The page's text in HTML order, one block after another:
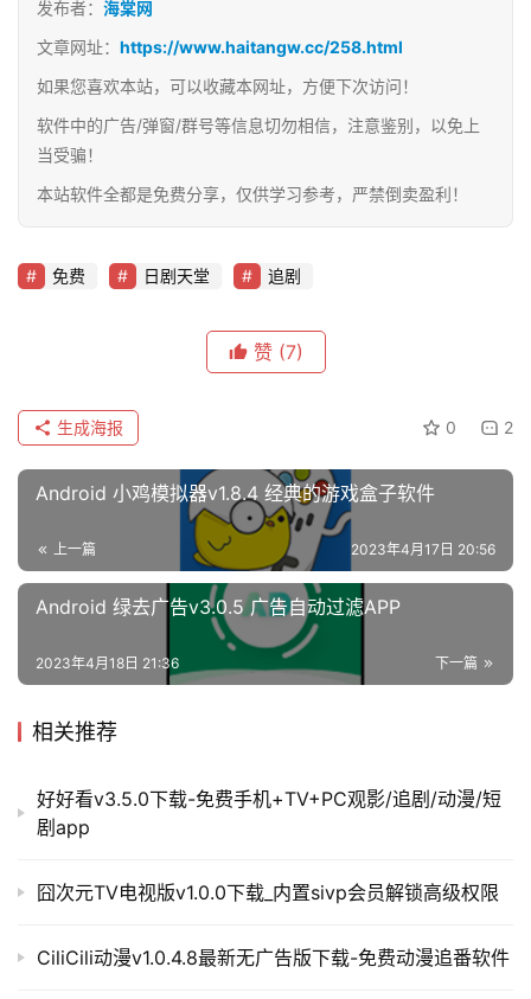
发布者： 海棠网
文章网址： https://www.haitangw.cc/258.html
如果您喜欢本站，可以收藏本网址，方便下次访问！
软件中的广告/弹窗/群号等信息切勿相信，注意鉴别，以免上
当受骗！
本站软件全都是免费分享，仅供学习参考，严禁倒卖盈利！
免费 日剧天堂 追剧
赞 (7)
0 2
生成海报
Android 小鸡模拟器v1.8.4 经典的游戏盒子软件
上一篇 2023年4月17日 20:56
Android 绿去广告v3.0.5 广告自动过滤APP
下一篇
2023年4月18日 21:36
相关推荐
好好看v3.5.0下载-免费手机+TV+PC观影/追剧/动漫/短
剧app
囧次元TV电视版v1.0.0下载_内置sivp会员解锁高级权限
CiliCili动漫v1.0.4.8最新无广告版下载-免费动漫追番软件